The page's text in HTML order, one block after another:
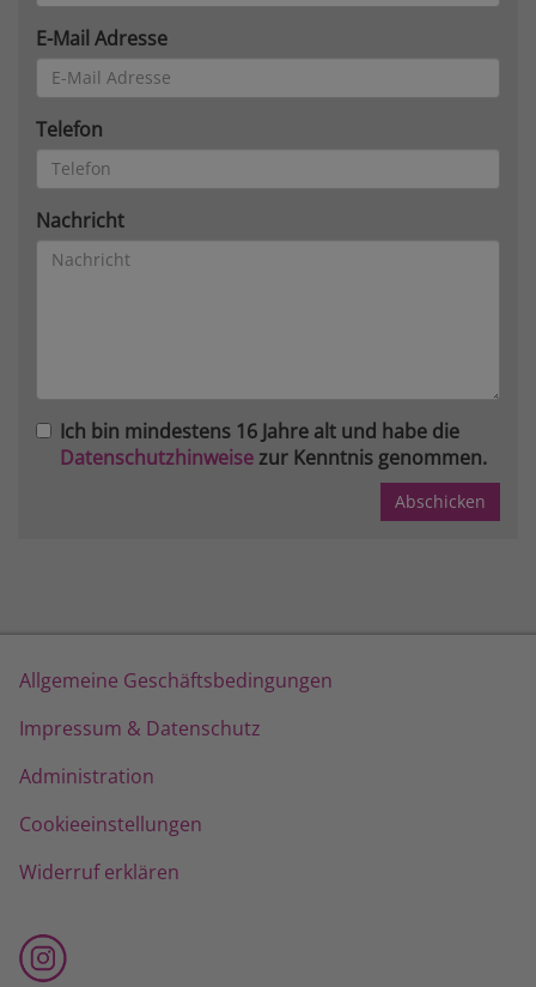
E-Mail Adresse
Telefon
Nachricht
Ich bin mindestens 16 Jahre alt und habe die
Datenschutzhinweisezur Kenntnis genommen.
Allgemeine Geschäftsbedingungen
Impressum & Datenschutz
Administration
Cookieeinstellungen
Widerruf erklären